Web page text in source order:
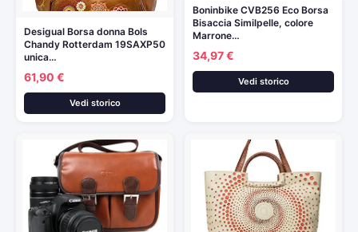
Desigual Borsa donna Bols
Chandy Rotterdam 19SAXP50
unica…
61,90 €
Vedi storico
Boninbike CVB256 Eco Borsa
Bisaccia Similpelle, colore
Marrone…
34,97 €
Vedi storico